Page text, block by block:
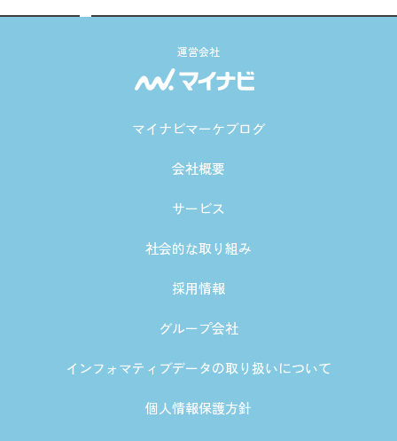
運営会社
マイナビマーケブログ
会社概要
サービス
社会的な取り組み
採用情報
グループ会社
インフォマティブデータの取り扱いについて
個人情報保護方針